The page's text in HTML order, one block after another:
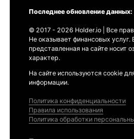
Последнее обновление
© 2017 - 2026 Holder.io | Все
Не оказывает финансовых услуг.
представленная на сайте носит
характер.
На сайте используются cookie
информации.
Политика конфиденциальности
Правила использования
Политика обработки